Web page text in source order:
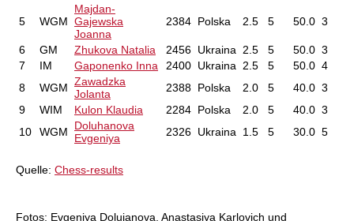
5 WGM
Majdan-
Gajewska
Joanna
2384 Polska 2.5 5 50.0 3
6 GM Zhukova Natalia 2456 Ukraina 2.5 5 50.0 3
7
IM Gaponenko Inna 2400 Ukraina 2.5 5 50.0 4
8
WGM Zawadzka
Jolanta
2388 Polska 2.0 5 40.0 3
9
WIM Kulon Klaudia 2284 Polska 2.0 5 40.0 3
10
WGM
Doluhanova
Evgeniya
2326 Ukraina 1.5 5 30.0 5
Quelle: Chess-results
Fotos: Evgeniya Dolujanova, Anastasiya Karlovich und